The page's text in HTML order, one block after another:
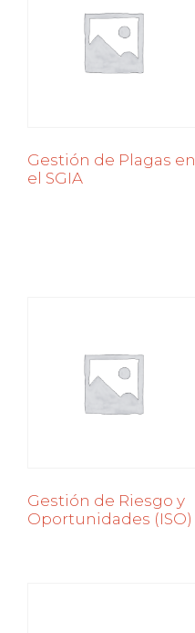
Gestión de Plagas en
el SGIA
Gestión de Riesgo y
Oportunidades (ISO)